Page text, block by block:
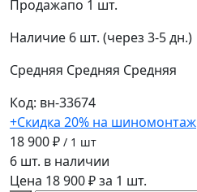
Продажапо 1 шт.
Наличие 6 шт. (через 3-5 дн.)
Средняя Средняя Средняя
Код: вн-33674
+Скидка 20% на шиномонтаж
18 900 ₽ / 1 шт
6 шт. в наличии
Цена 18 900 ₽ за 1 шт.